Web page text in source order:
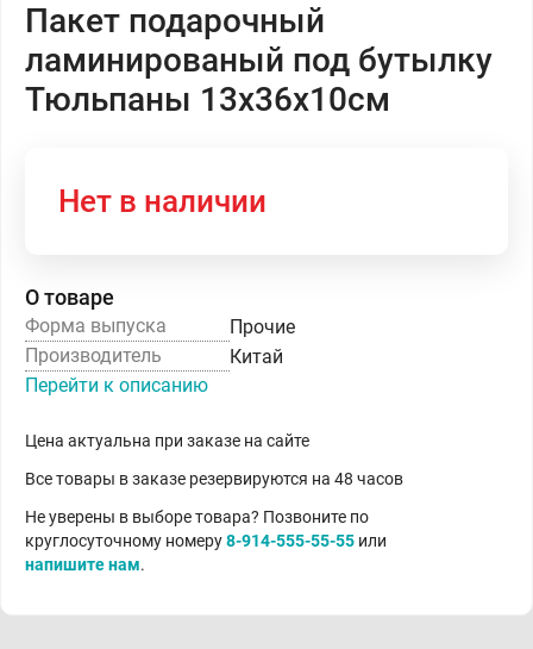
Пакет подарочный
ламинированый под бутылку
Тюльпаны 13х36х10см
Нет в наличии
О товаре
Форма выпуска
Прочие
Производитель
Китай
Перейти к описанию
Цена актуальна при заказе на сайте
Все товары в заказе резервируются на 48 часов
Не уверены в выборе товара? Позвоните по
круглосуточному номеру8-914-555-55-55 или
напишите нам.